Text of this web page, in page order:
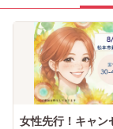
女性先行！キャン